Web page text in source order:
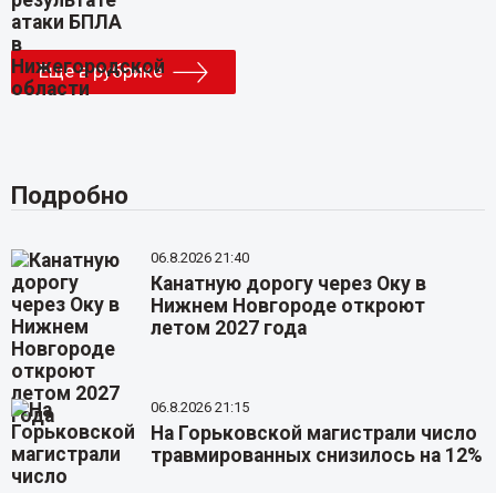
Еще в рубрике
Подробно
06.8.2026 21:40
Канатную дорогу через Оку в
Нижнем Новгороде откроют
летом 2027 года
06.8.2026 21:15
На Горьковской магистрали число
травмированных снизилось на 12%